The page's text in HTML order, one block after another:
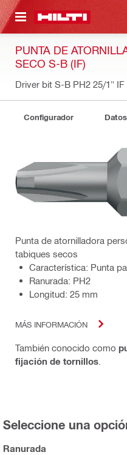
PRINCIPAL
PUNTA DE
SECO S-B (IF)
Driver bit S-B PH2 25/1" IF
Configurador
Punta de atornilladora
tabiques secos
Característica: Punta
Ranurada: PH2
Longitud: 25 mm
MÁS INFORMACIÓN
También conocido como
fijación de tornillos
Seleccione una
Ranurada